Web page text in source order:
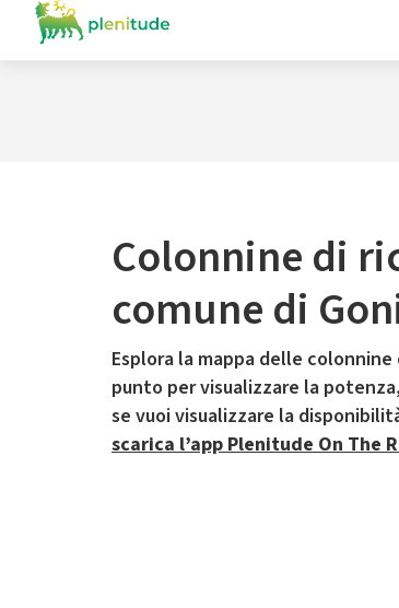
Colonnine di
comune di
Esplora la mappa delle
punto per visualizzare la
se vuoi visualizzare la
scarica l’app Plenitude On The